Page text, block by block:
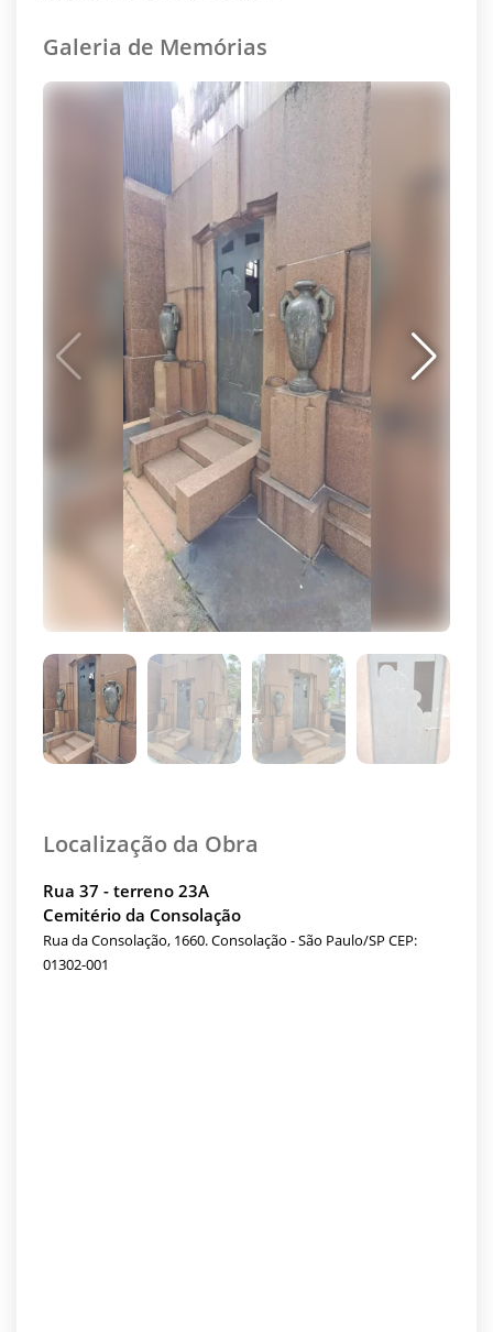
Galeria de Memórias
Localização da Obra
Rua 37 - terreno 23A
Cemitério da Consolação
Rua da Consolação, 1660. Consolação - São Paulo/SP CEP:
01302-001